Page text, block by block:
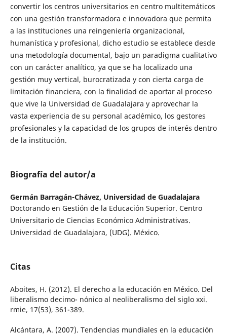
convertir los centros universitarios en centro multitemáticos
con una gestión transformadora e innovadora que permita
a las instituciones una reingeniería organizacional,
humanística y profesional, dicho estudio se establece desde
una metodología documental, bajo un paradigma cualitativo
con un carácter analítico, ya que se ha localizado una
gestión muy vertical, burocratizada y con cierta carga de
limitación financiera, con la finalidad de aportar al proceso
que vive la Universidad de Guadalajara y aprovechar la
vasta experiencia de su personal académico, los gestores
profesionales y la capacidad de los grupos de interés dentro
de la institución.
Biografía del autor/a
Germán Barragán-Chávez, Universidad de Guadalajara
Doctorando en Gestión de la Educación Superior. Centro
Universitario de Ciencias Económico Administrativas.
Universidad de Guadalajara, (UDG). México.
Citas
Aboites, H. (2012). El derecho a la educación en México. Del
liberalismo decimo- nónico al neoliberalismo del siglo xxi.
rmie, 17(53), 361-389.
Alcántara, A. (2007). Tendencias mundiales en la educación